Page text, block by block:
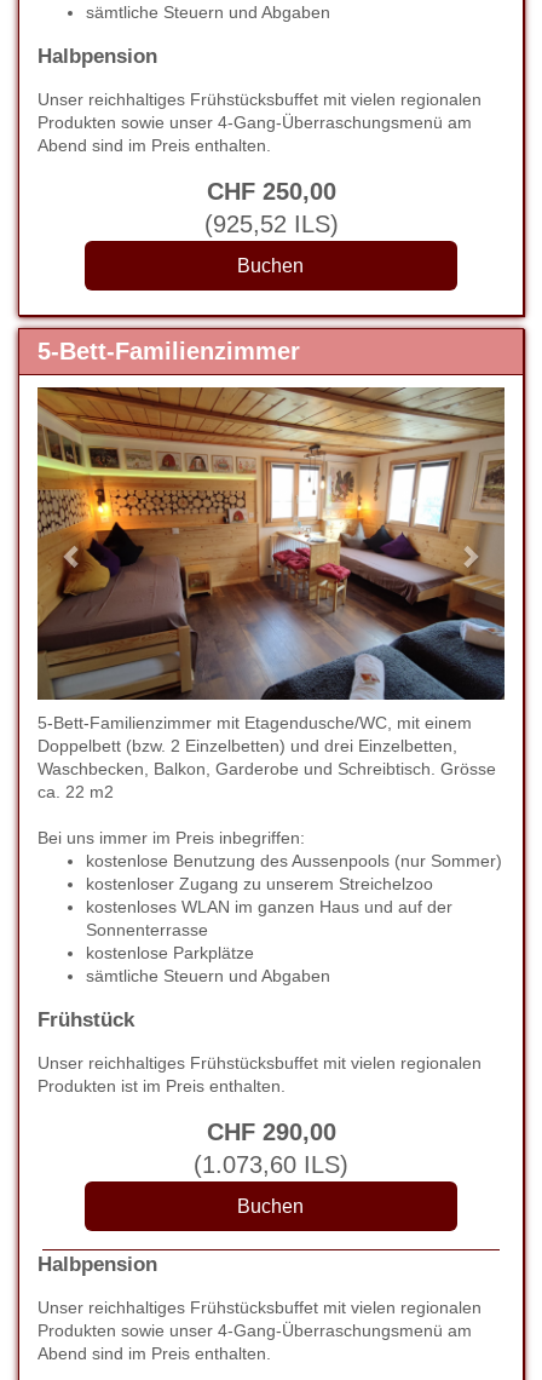
sämtliche Steuern und Abgaben
Halbpension
Unser reichhaltiges Frühstücksbuffet mit vielen regionalen
Produkten sowie unser 4-Gang-Überraschungsmenü am
Abend sind im Preis enthalten.
CHF 250,00
(925,52 ILS)
5-Bett-Familienzimmer
Previous
Next
5-Bett-Familienzimmer mit Etagendusche/WC, mit einem
Doppelbett (bzw. 2 Einzelbetten) und drei Einzelbetten,
Waschbecken, Balkon, Garderobe und Schreibtisch. Grösse
ca. 22 m2
Bei uns immer im Preis inbegriffen:
kostenlose Benutzung des Aussenpools (nur Sommer)
kostenloser Zugang zu unserem Streichelzoo
kostenloses WLAN im ganzen Haus und auf der
Sonnenterrasse
kostenlose Parkplätze
sämtliche Steuern und Abgaben
Frühstück
Unser reichhaltiges Frühstücksbuffet mit vielen regionalen
Produkten ist im Preis enthalten.
CHF 290,00
(1.073,60 ILS)
Halbpension
Unser reichhaltiges Frühstücksbuffet mit vielen regionalen
Produkten sowie unser 4-Gang-Überraschungsmenü am
Abend sind im Preis enthalten.